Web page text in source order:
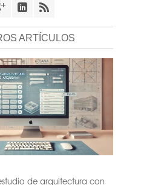
ARTÍCULOS
de arquitectura con